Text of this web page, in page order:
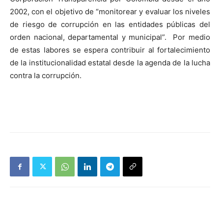
2002, con el objetivo de “monitorear y evaluar los niveles
de riesgo de corrupción en las entidades públicas del
orden nacional, departamental y municipal”. Por medio
de estas labores se espera contribuir al fortalecimiento
de la institucionalidad estatal desde la agenda de la lucha
contra la corrupción.